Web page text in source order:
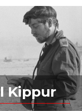
Kippur